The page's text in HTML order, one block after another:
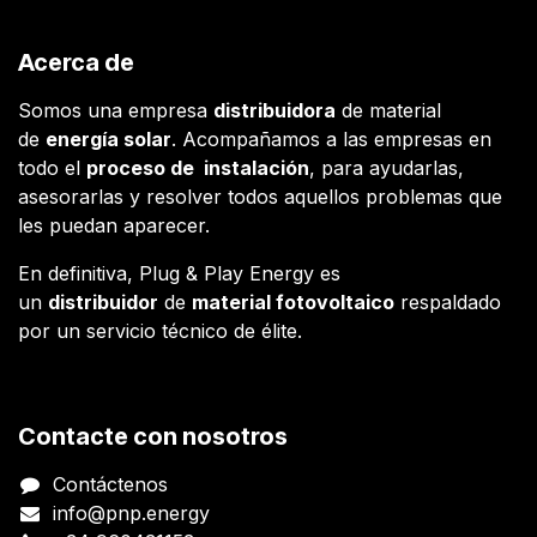
Acerca de
Somos una empresa distribuidora de material
de energía solar. Acompañamos a las empresas en
todo el proceso de instalación, para ayudarlas,
asesorarlas y resolver todos aquellos problemas que
les puedan aparecer.
En definitiva, Plug & Play Energy es
un distribuidor de material fotovoltaico respaldado
por un servicio técnico de élite.
Contacte con nosotros
Contáctenos
info@pnp.energy